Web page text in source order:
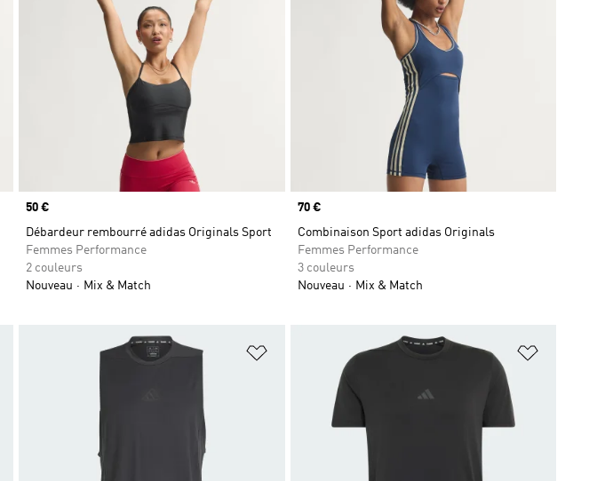
Prix
50 €
Débardeur rembourré adidas Originals Sport
Femmes Performance
2 couleurs
Nouveau
Mix & Match
Prix
70 €
Combinaison Sport adidas Originals
Femmes Performance
3 couleurs
Nouveau
Mix & Match
Ajouter à la Liste de produits favoris Ajouter à la Liste de produits favoris